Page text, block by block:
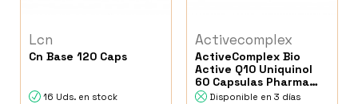
Lcn
Cn Base 120 Caps
16 Uds. en stock
Activecomplex
ActiveComplex Bio
Active Q10 Uniquinol
60 Capsulas Pharma
NordDisponible en 3 días